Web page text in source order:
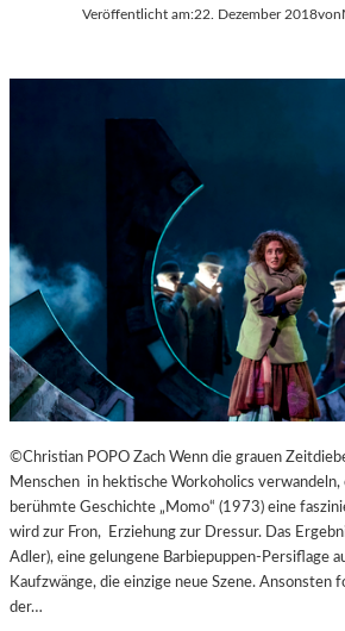
G
G
E
R
O
S
T
R
F
E
S
T
S
Veröffentlicht am:22. Dezember 2018von
©Christian POPO Zach Wenn die grauen
Menschen in hektische Workoholics
berühmte Geschichte „Momo“ (1973) eine
wird zur Fron, Erziehung zur Dressur. Das
Adler), eine gelungene Barbiepuppen-Persiflage
Kaufzwänge, die einzige neue Szene. Ansonsten
der…